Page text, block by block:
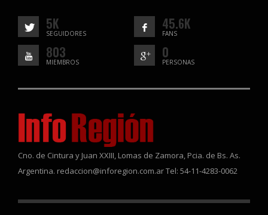
5K
SEGUIDORES
45.6K
FANS
803
MIEMBROS
0
PERSONAS
Cno. de Cintura y Juan XXIII, Lomas de Zamora, Pcia. de Bs. As.
Argentina. redaccion@inforegion.com.ar Tel: 54-11-4283-0062